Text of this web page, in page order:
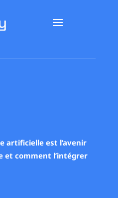
artificielle est l’avenir
et comment l’intégrer